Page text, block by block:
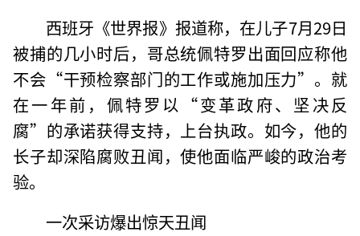
西班牙《世界报》报道称，在儿子7月29日
被捕的几小时后，哥总统佩特罗出面回应称他
不会“干预检察部门的工作或施加压力”。就
在一年前，佩特罗以“变革政府、坚决反
腐”的承诺获得支持，上台执政。如今，他的
长子却深陷腐败丑闻，使他面临严峻的政治考
验。
一次采访爆出惊天丑闻